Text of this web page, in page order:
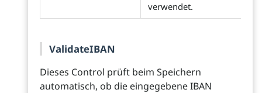
verwendet.
ValidateIBAN
Dieses Control prüft beim Speichern
automatisch, ob die eingegebene IBAN